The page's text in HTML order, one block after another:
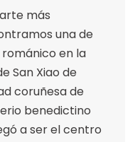
más
una de
en la
San Xiao de
coruñesa de
benedictino
a ser el centro